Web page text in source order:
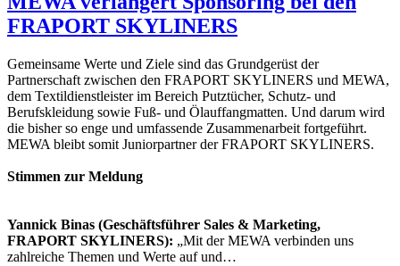
FRAPORT SKYLINERS
Gemeinsame Werte und Ziele sind das Grundgerüst der
Partnerschaft zwischen den FRAPORT SKYLINERS und MEWA,
dem Textildienstleister im Bereich Putztücher, Schutz- und
Berufskleidung sowie Fuß- und Ölauffangmatten. Und darum wird
die bisher so enge und umfassende Zusammenarbeit fortgeführt.
MEWA bleibt somit Juniorpartner der FRAPORT SKYLINERS.
Stimmen zur Meldung
Yannick Binas (Geschäftsführer Sales & Marketing,
FRAPORT SKYLINERS): „Mit der MEWA verbinden uns
zahlreiche Themen und Werte auf und…